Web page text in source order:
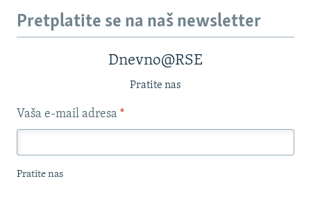
Pretplatite se na naš newsletter
Dnevno@RSE
Pratite nas
Vaša e-mail adresa *
Pratite nas